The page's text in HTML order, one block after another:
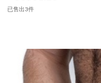
已售出3件